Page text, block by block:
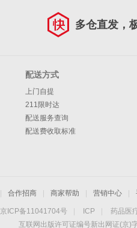
多仓直发，
配送方式
上门自提
211限时达
配送服务查询
配送费收取标准
合作招商 商家帮助 营销中心
京ICP备11041704号 ICP 药品医
互联网出版许可证编号新出网证(京)